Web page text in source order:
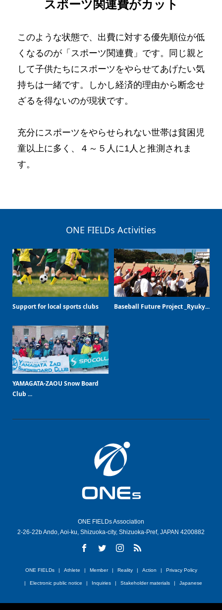
スポーツ関連費がカット
このような状態で、出費に対する優先順位が低
くなるのが「スポーツ関連費」です。同じ親と
して子供たちにスポーツをやらせてあげたい気
持ちは一緒です。しかし経済的理由から断念せ
ざるを得ないのが現状です。
充分にスポーツをやらせられない世帯は貧困児
童以上に多く、４～５人に1人と推測されま
す。
ONE FIELDs Activities
Support for local sports clubs Baseball Future Project _Ryuky...
YAMAGATA-ZAOU Snow Board
Club ...
ONE FIELDs Association
2-26-22b Ando, Aoi-ku, Shizuoka-city, Shizuoka-Pref, JAPAN 4200882
ONE FIELDs Athlete Member Reality Action Privacy Policy
Electronic public notice Inquiries Stakeholder materials Japanese